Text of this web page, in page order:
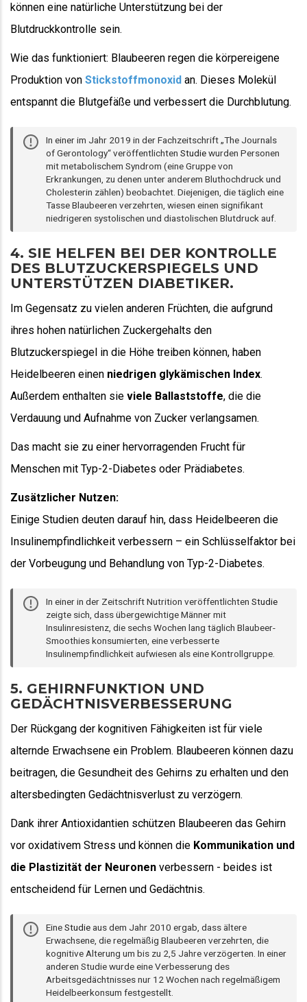
können eine natürliche Unterstützung bei der
Blutdruckkontrolle sein.
Wie das funktioniert: Blaubeeren regen die körpereigene
Produktion von Stickstoffmonoxid an. Dieses Molekül
entspannt die Blutgefäße und verbessert die Durchblutung.
In einer im Jahr 2019 in der Fachzeitschrift „The Journals
of Gerontology“ veröffentlichten Studiewurden Personen
mit metabolischem Syndrom (eine Gruppe von
Erkrankungen, zu denen unter anderem Bluthochdruck und
Cholesterin zählen) beobachtet. Diejenigen, die täglich eine
Tasse Blaubeeren verzehrten, wiesen einen signifikant
niedrigeren systolischen und diastolischen Blutdruck auf.
4. SIE HELFEN BEI DER KONTROLLE
DES BLUTZUCKERSPIEGELS UND
UNTERSTÜTZEN DIABETIKER.
Im Gegensatz zu vielen anderen Früchten, die aufgrund
ihres hohen natürlichen Zuckergehalts den
Blutzuckerspiegel in die Höhe treiben können, haben
Heidelbeeren einen niedrigen glykämischen Index.
Außerdem enthalten sie viele Ballaststoffe, die die
Verdauung und Aufnahme von Zucker verlangsamen.
Das macht sie zu einer hervorragenden Frucht für
Menschen mit Typ-2-Diabetes oder Prädiabetes.
Zusätzlicher Nutzen:
Einige Studien deuten darauf hin, dass Heidelbeeren die
Insulinempfindlichkeit verbessern – ein Schlüsselfaktor bei
der Vorbeugung und Behandlung von Typ-2-Diabetes.
In einer in der Zeitschrift Nutrition veröffentlichten Studie
zeigte sich, dass übergewichtige Männer mit
Insulinresistenz, die sechs Wochen lang täglich Blaubeer-
Smoothies konsumierten, eine verbesserte
Insulinempfindlichkeit aufwiesen als eine Kontrollgruppe.
5. GEHIRNFUNKTION UND
GEDÄCHTNISVERBESSERUNG
Der Rückgang der kognitiven Fähigkeiten ist für viele
alternde Erwachsene ein Problem. Blaubeeren können dazu
beitragen, die Gesundheit des Gehirns zu erhalten und den
altersbedingten Gedächtnisverlust zu verzögern.
Dank ihrer Antioxidantien schützen Blaubeeren das Gehirn
vor oxidativem Stress und können die Kommunikation und
die Plastizität der Neuronen verbessern - beides ist
entscheidend für Lernen und Gedächtnis.
EineStudieaus dem Jahr 2010 ergab, dass ältere
Erwachsene, die regelmäßig Blaubeeren verzehrten, die
kognitive Alterung um bis zu 2,5 Jahre verzögerten. In einer
anderen Studie wurde eine Verbesserung des
Arbeitsgedächtnisses nur 12 Wochen nach regelmäßigem
Heidelbeerkonsum festgestellt.